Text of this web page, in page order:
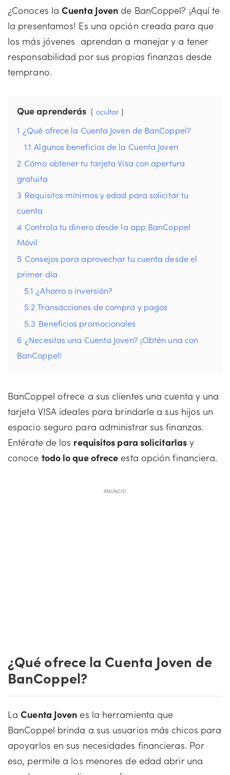
¿Conoces laCuenta Joven de BanCoppel? ¡Aquí te
la presentamos! Es una opción creada para que
los más jóvenes aprendan a manejar y a tener
responsabilidad por sus propias finanzas desde
temprano.
Que aprenderás ocultar
1 ¿Qué ofrece la Cuenta Joven de BanCoppel?
1.1 Algunos beneficios de la Cuenta Joven
2 Cómo obtener tu tarjeta Visa con apertura
gratuita
3 Requisitos mínimos y edad para solicitar tu
cuenta
4 Controla tu dinero desde la app BanCoppel
Móvil
5 Consejos para aprovechar tu cuenta desde el
primer día
5.1 ¿Ahorro o inversión?
5.2 Transacciones de compra y pagos
5.3 Beneficios promocionales
6 ¿Necesitas una Cuenta Joven? ¡Obtén una con
BanCoppel!
BanCoppel ofrece a sus clientes una cuenta y una
tarjeta VISA ideales para brindarle a sus hijos un
espacio seguro para administrar sus finanzas.
Entérate de los requisitos para solicitarlasy
conoce todo lo que ofrece esta opción financiera.
ANUNCIO
¿Qué ofrece la Cuenta Joven de
BanCoppel?
LaCuenta Joven es la herramienta que
BanCoppel brinda a sus usuarios más chicos para
apoyarlos en sus necesidades financieras. Por
eso, permite a los menores de edad abrir una